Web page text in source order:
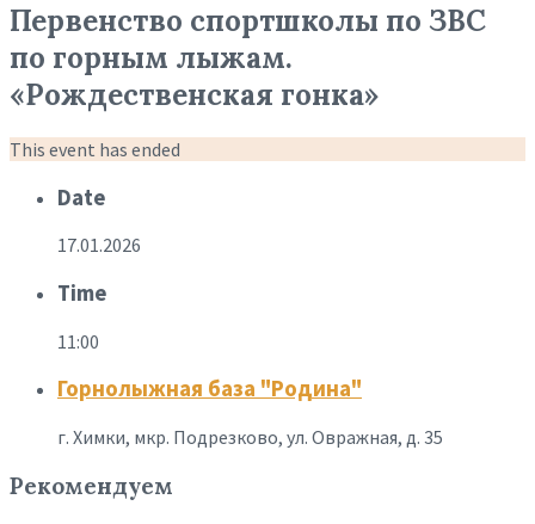
Первенство спортшколы по ЗВС
по горным лыжам.
«Рождественская гонка»
This event has ended
Date
17.01.2026
Time
11:00
Горнолыжная база "Родина"
г. Химки, мкр. Подрезково, ул. Овражная, д. 35
Рекомендуем